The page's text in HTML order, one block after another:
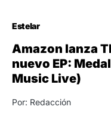
Estelar
Amazon lanza
nuevo EP:
Music Live)
Por: Redacción